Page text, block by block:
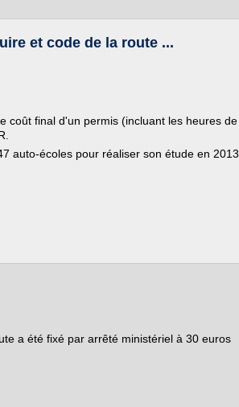
et code de la route ...
coût final d'un permis (incluant les heures de
auto-écoles pour réaliser son étude en 2013
a été fixé par arrêté ministériel à 30 euros